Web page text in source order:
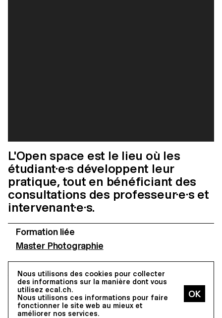
L'Open space est le lieu où les
étudiant·e·s développent leur
pratique, tout en bénéficiant des
consultations des professeur·e·s et
intervenant·e·s.
Formation liée
Master Photographie
VISITES VIRTUELLES LIÉES
Nous utilisons des cookies pour collecter
des informations sur la manière dont vous
utilisez ecal.ch.
Nous utilisons ces informations pour faire
fonctionner le site web au mieux et
améliorer nos services.